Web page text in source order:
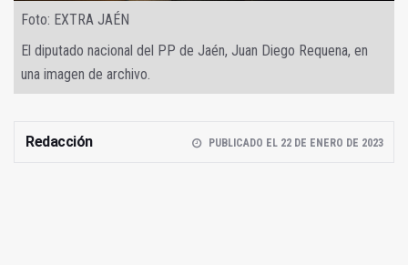
Foto: EXTRA JAÉN
El diputado nacional del PP de Jaén, Juan Diego Requena, en
una imagen de archivo.
Redacción PUBLICADO EL 22 DE ENERO DE 2023